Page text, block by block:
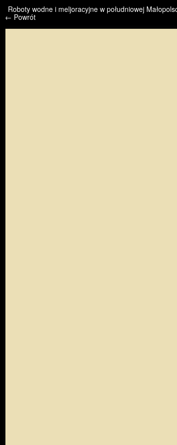
/* */ /* */ /* pliki_strona_po_stronie */
Roboty wodne i meljoracyjne w południowej
← Powrót